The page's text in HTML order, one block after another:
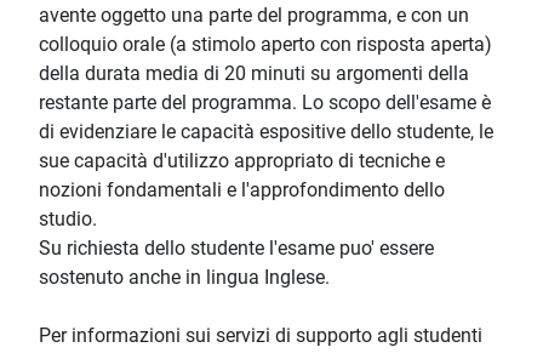
avente oggetto una parte del programma, e con un
colloquio orale (a stimolo aperto con risposta aperta)
della durata media di 20 minuti su argomenti della
restante parte del programma. Lo scopo dell'esame è
di evidenziare le capacità espositive dello studente, le
sue capacità d'utilizzo appropriato di tecniche e
nozioni fondamentali e l'approfondimento dello
studio.
Su richiesta dello studente l'esame puo' essere
sostenuto anche in lingua Inglese.
Per informazioni sui servizi di supporto agli studenti